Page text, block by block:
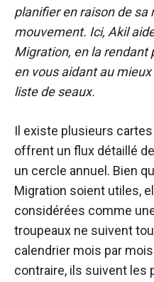
planifier en raison de sa
mouvement. Ici, Akil
Migration, en la rendant
en vous aidant au
liste de seaux.
Il existe plusieurs
offrent un flux détaillé
un cercle annuel. Bien
Migration soient utiles,
considérées comme
troupeaux ne suivent
calendrier mois par
contraire, ils suivent les